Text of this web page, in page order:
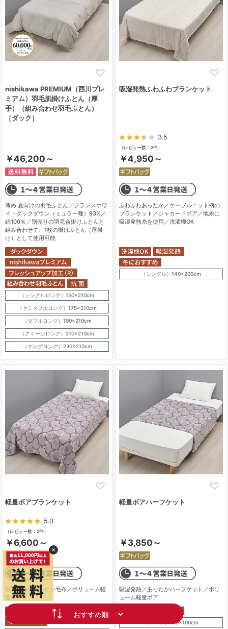
nishikawa PREMIUM（西川プレ
ミアム）羽毛肌掛けふとん（厚
手）（組み合わせ羽毛ふとん）
［ダック］
￥46,200～
薄め 夏向けの羽毛ふとん／フランスホワ
イトダックダウン（ミュラー種）93%／
綿100％／別売りの羽毛合掛けふとんと
組み合わせて、1枚の掛けふとん（厚掛
け）として使用可能
（シングルロング）150×210cm
（セミダブルロング）175×210cm
（ダブルロング）190×210cm
（クイーンロング）210×210cm
（キングロング）230×210cm
吸湿発熱ふわふわブランケット
3.5
（レビュー数：2件）
￥4,950～
ふわふわあったか／ケーブルニット柄の
ブランケット／ジャカードボア／地糸に
吸湿発熱糸を使用／洗濯機OK
（シングル）140×200cm
軽量ボアブランケット
5.0
（レビュー数：2件）
￥6,600～
吸湿発熱／あったか毛布／ボリューム軽
量ボア
軽量ボアハーフケット
￥3,850～
吸湿発熱／あったかハーフケット／ボリ
ューム軽量ボア
（ハーフ）140×100cm